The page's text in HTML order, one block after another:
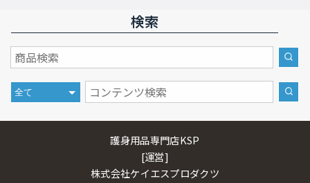
検索
護身用品専門店KSP
[運営]
株式会社ケイエスプロダクツ